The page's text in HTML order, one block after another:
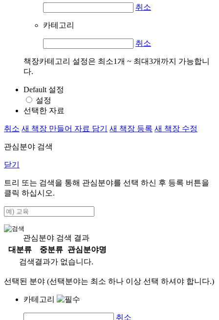
취소
카테고리
취소
책장카테고리 설정은 최소1개 ~ 최대3개까지 가능합니
다.
Default 설정
설정
선택한 자료
취소 새 책장 만들어 자료 담기 새 책장 등록 새 책장 수정
관심분야 검색
닫기
트리 또는 검색을 통해 관심분야를 선택 하신 후 등록 버튼을
클릭 하십시오.
관심분야 검색 결과
대분류
중분류
관심분야명
검색결과가 없습니다.
선택된 분야 (선택분야는 최소 하나 이상 선택 하셔야 합니다.)
카테고리
취소